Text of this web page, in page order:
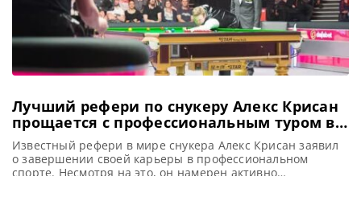
Лучший рефери по снукеру Алекс Крисан
прощается с профессиональным туром в
трогательном посте в социальных сетях
Известный рефери в мире снукера Алекс Крисан заявил
о завершении своей карьеры в профессиональном
спорте. Несмотря на это, он намерен активно